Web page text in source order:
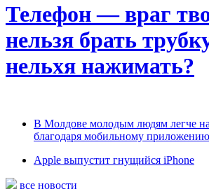
Телефон — враг
нельзя брать
нельхя нажимать?
В Молдове молодым людям легче
благодаря мобильному приложению
Apple выпустит гнущийся iPhone
все новости